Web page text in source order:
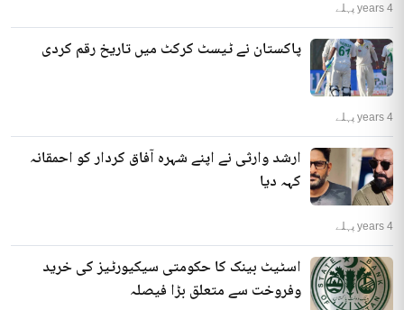
4 years پہلے
پاکستان نے ٹیسٹ کرکٹ میں تاریخ رقم کردی
4 years پہلے
ارشد وارثی نے اپنے شہرہ آفاق کردار کو احمقانہ
کہہ دیا
4 years پہلے
اسٹیٹ بینک کا حکومتی سیکیورٹیز کی خرید
وفروخت سے متعلق بڑا فیصلہ